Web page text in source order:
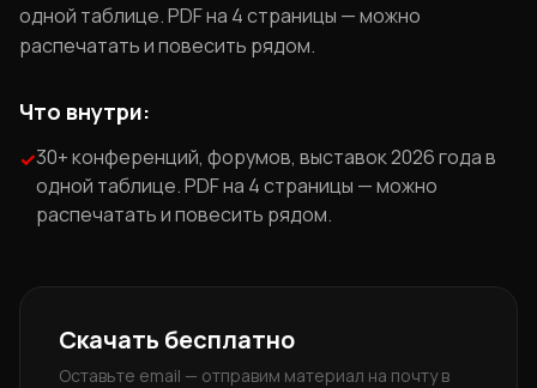
одной таблице. PDF на 4 страницы — можно
распечатать и повесить рядом.
Что внутри:
✓30+ конференций, форумов, выставок 2026 года в
одной таблице. PDF на 4 страницы — можно
распечатать и повесить рядом.
Скачать бесплатно
Оставьте email — отправим материал на почту в